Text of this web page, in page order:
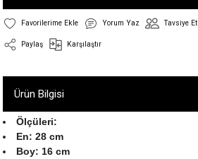
Yorum Yaz Tavsiye Et
Paylaş Karşılaştır
Ürün Bilgisi
Ölçüleri:
En: 28 cm
Boy: 16 cm